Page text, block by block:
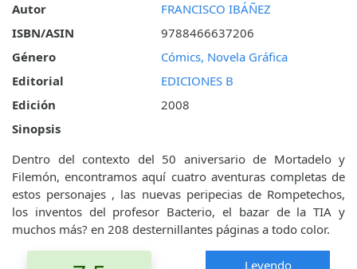
Autor
FRANCISCO IBÁÑEZ
ISBN/ASIN
9788466637206
Género
Cómics, Novela Gráfica
Editorial
EDICIONES B
Edición
2008
Sinopsis
Dentro del contexto del 50 aniversario de Mortadelo y
Filemón, encontramos aquí cuatro aventuras completas de
estos personajes , las nuevas peripecias de Rompetechos,
los inventos del profesor Bacterio, el bazar de la TIA y
muchos más? en 208 desternillantes páginas a todo color.
Leyendo